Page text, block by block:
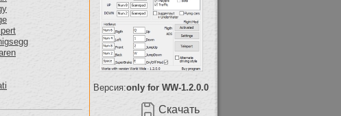
Версия:only for WW-1.2.0.0
Скачать